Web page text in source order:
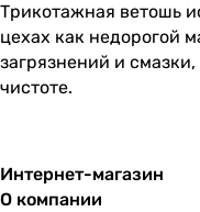
Трикотажная ветошь
цехах как недорогой
загрязнений и
чистоте.
Интернет-магазин
О компании